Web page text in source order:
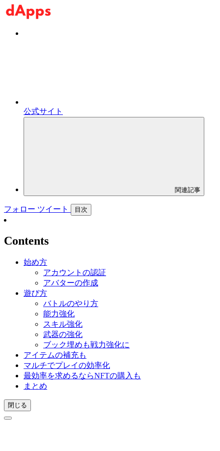
公式サイト
関連記事
フォロー ツイート 目次
Contents
始め方
アカウントの認証
アバターの作成
遊び方
バトルのやり方
能力強化
スキル強化
武器の強化
ブック埋めも戦力強化に
アイテムの補充も
マルチでプレイの効率化
最効率を求めるならNFTの購入も
まとめ
閉じる